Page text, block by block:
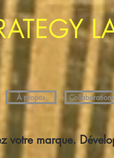
À propos Collaborations
votre marque.